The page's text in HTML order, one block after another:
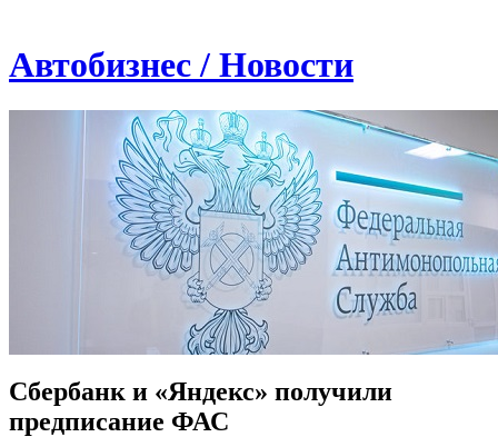
Автобизнес / Новости
Сбербанк и «Яндекс» получили
предписание ФАС